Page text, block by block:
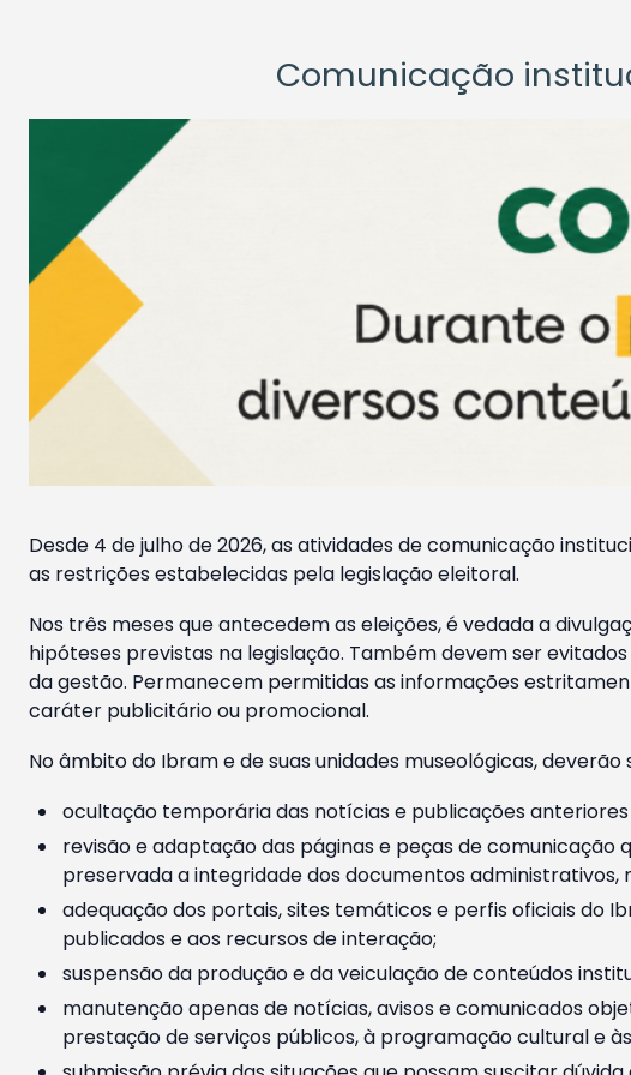
Comunicação
Desde 4 de julho de 2026, as atividades de comunicação
as restrições estabelecidas pela legislação eleitoral.
Nos três meses que antecedem as eleições, é vedada a
hipóteses previstas na legislação. Também devem ser
da gestão. Permanecem permitidas as informações
caráter publicitário ou promocional.
No âmbito do Ibram e de suas unidades museológicas,
ocultação temporária das notícias e publicações
revisão e adaptação das páginas e peças de
preservada a integridade dos documentos administrativos,
adequação dos portais, sites temáticos e perfis oficiais do
publicados e aos recursos de interação;
suspensão da produção e da veiculação de conteúdos
manutenção apenas de notícias, avisos e comunicados
prestação de serviços públicos, à programação cultural e